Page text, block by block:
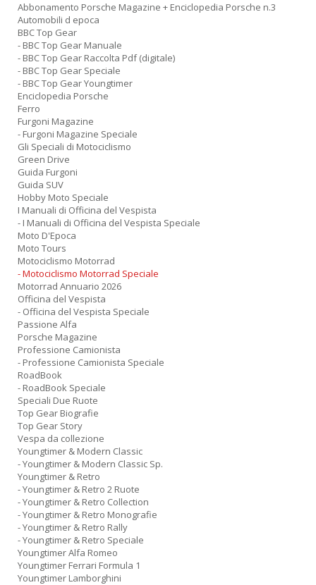
Abbonamento Porsche Magazine + Enciclopedia Porsche n.3
Automobili d epoca
BBC Top Gear
- BBC Top Gear Manuale
- BBC Top Gear Raccolta Pdf (digitale)
- BBC Top Gear Speciale
- BBC Top Gear Youngtimer
Enciclopedia Porsche
Ferro
Furgoni Magazine
- Furgoni Magazine Speciale
Gli Speciali di Motociclismo
Green Drive
Guida Furgoni
Guida SUV
Hobby Moto Speciale
I Manuali di Officina del Vespista
- I Manuali di Officina del Vespista Speciale
Moto D'Epoca
Moto Tours
Motociclismo Motorrad
- Motociclismo Motorrad Speciale
Motorrad Annuario 2026
Officina del Vespista
- Officina del Vespista Speciale
Passione Alfa
Porsche Magazine
Professione Camionista
- Professione Camionista Speciale
RoadBook
- RoadBook Speciale
Speciali Due Ruote
Top Gear Biografie
Top Gear Story
Vespa da collezione
Youngtimer & Modern Classic
- Youngtimer & Modern Classic Sp.
Youngtimer & Retro
- Youngtimer & Retro 2 Ruote
- Youngtimer & Retro Collection
- Youngtimer & Retro Monografie
- Youngtimer & Retro Rally
- Youngtimer & Retro Speciale
Youngtimer Alfa Romeo
Youngtimer Ferrari Formula 1
Youngtimer Lamborghini